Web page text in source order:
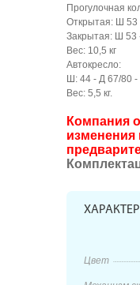
Прогулочная
Открытая: Ш 53
Закрытая: Ш 53
Вес: 10,5 кг
Автокресло:
Ш: 44 - Д 67/80 -
Вес: 5,5 кг.
Компания
изменения
Цвет